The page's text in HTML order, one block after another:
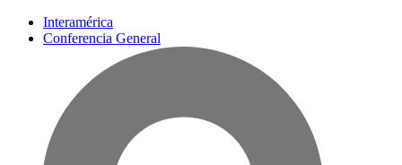
Interamérica
Conferencia General